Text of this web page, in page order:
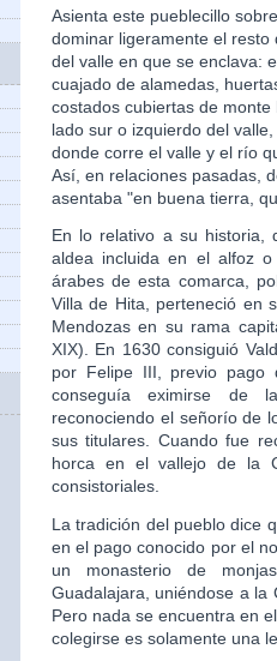
Asienta este pueblecillo
dominar ligeramente el
del valle en que se enclava:
cuajado de alamedas,
costados cubiertas de
lado sur o izquierdo del
donde corre el valle y el río
Así, en relaciones pasadas,
asentaba "en buena tierra,
En lo relativo a su historia,
aldea incluida en el alfoz
árabes de esta comarca,
Villa de Hita, perteneció en
Mendozas en su rama
XIX). En 1630 consiguió
por Felipe III, previo pago
conseguía eximirse de
reconociendo el señorío de
sus titulares. Cuando fue
horca en el vallejo de la
consistoriales.
La tradición del pueblo dice
en el pago conocido por el
un monasterio de
Guadalajara, uniéndose a la
Pero nada se encuentra en
colegirse es solamente una